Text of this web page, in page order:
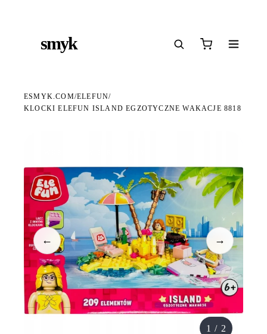
smyk
ESMYK.COM/ELEFUN/
KLOCKI ELEFUN ISLAND EGZOTYCZNE WAKACJE 8818
← →
1 / 2